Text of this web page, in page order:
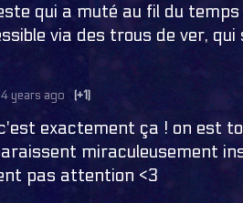
qui a muté au fil du temps
via des trous de ver, qui
4 years ago (+1)
exactement ça ! on est
miraculeusement
pas attention <3